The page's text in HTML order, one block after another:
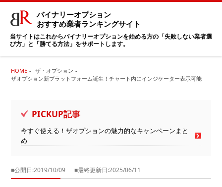
バイナリーオプション
おすすめ業者ランキングサイト
当サイトはこれからバイナリーオプションを始める方の「失敗しない業者選
び方」と「勝てる方法」をサポートします。
HOME
ザ・オプション
ザオプション新プラットフォーム誕生！チャート内にインジケーター表示可能
PICKUP記事
今すぐ使える！ザオプションの魅力的なキャンペーンまと
め
■公開日:2019/10/09 ■最終更新日:2025/06/11